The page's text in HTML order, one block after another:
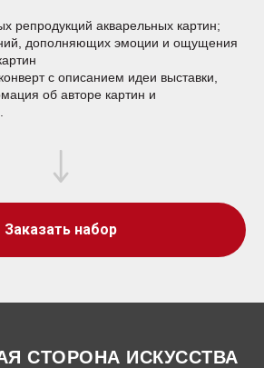
репродукций акварельных картин;
дополняющих эмоции и ощущения
с описанием идеи выставки,
об авторе картин и
Заказать набор
СТОРОНА ИСКУССТВА